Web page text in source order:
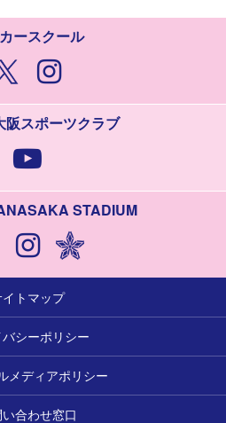
ースクール
阪スポーツクラブ
STADIUM
トマップ
シーポリシー
メディアポリシー
合わせ窓口